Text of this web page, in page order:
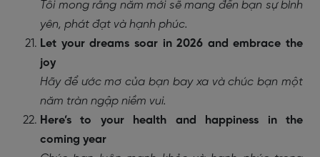
Tôi mong rằng năm mới sẽ mang đến bạn sự bình
yên, phát đạt và hạnh phúc.
Let your dreams soar in 2026 and embrace the
joy
Hãy để ước mơ của bạn bay xa và chúc bạn một
năm tràn ngập niềm vui.
Here’s to your health and happiness in the
coming year